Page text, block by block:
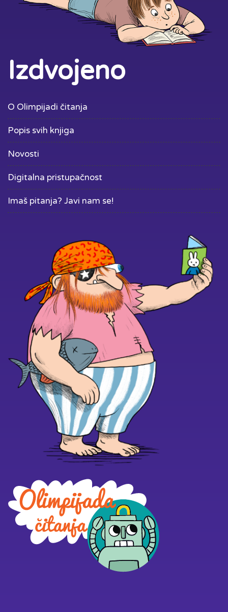
Izdvojeno
O Olimpijadi čitanja
Popis svih knjiga
Novosti
Digitalna pristupačnost
Imaš pitanja? Javi nam se!